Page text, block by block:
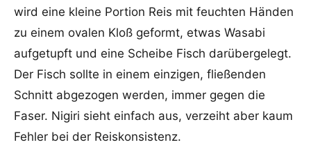
wird eine kleine Portion Reis mit feuchten Händen
zu einem ovalen Kloß geformt, etwas Wasabi
aufgetupft und eine Scheibe Fisch darübergelegt.
Der Fisch sollte in einem einzigen, fließenden
Schnitt abgezogen werden, immer gegen die
Faser. Nigiri sieht einfach aus, verzeiht aber kaum
Fehler bei der Reiskonsistenz.